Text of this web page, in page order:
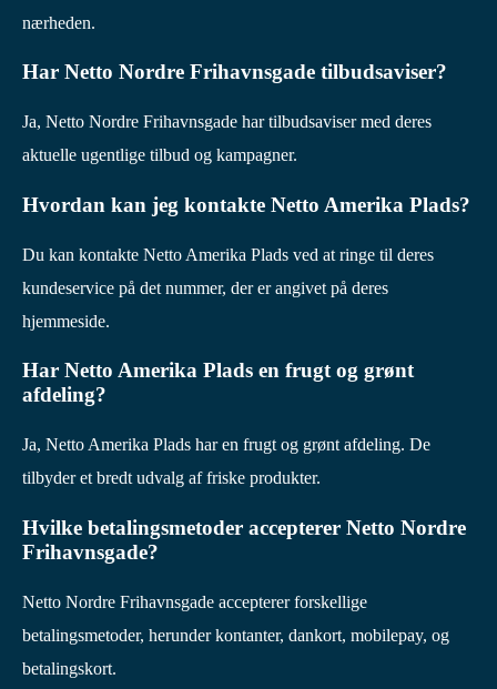
nærheden.
Har Netto Nordre Frihavnsgade tilbudsaviser?
Ja, Netto Nordre Frihavnsgade har tilbudsaviser med deres
aktuelle ugentlige tilbud og kampagner.
Hvordan kan jeg kontakte Netto Amerika Plads?
Du kan kontakte Netto Amerika Plads ved at ringe til deres
kundeservice på det nummer, der er angivet på deres
hjemmeside.
Har Netto Amerika Plads en frugt og grønt
afdeling?
Ja, Netto Amerika Plads har en frugt og grønt afdeling. De
tilbyder et bredt udvalg af friske produkter.
Hvilke betalingsmetoder accepterer Netto Nordre
Frihavnsgade?
Netto Nordre Frihavnsgade accepterer forskellige
betalingsmetoder, herunder kontanter, dankort, mobilepay, og
betalingskort.